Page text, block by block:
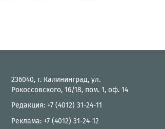
236040, г. Калининград, ул.
Рокоссовского, 16/18, пом. 1, оф. 14
Редакция: +7 (4012) 31-24-11
Реклама: +7 (4012) 31-24-12